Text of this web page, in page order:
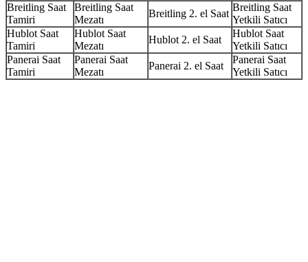
Breitling Saat
Tamiri
Breitling Saat
Mezatı
Breitling 2. el Saat
Breitling Saat
Yetkili Satıcı
Hublot Saat
Tamiri
Hublot Saat
Mezatı
Hublot 2. el Saat
Hublot Saat
Yetkili Satıcı
Panerai Saat
Tamiri
Panerai Saat
Mezatı
Panerai 2. el Saat
Panerai Saat
Yetkili Satıcı